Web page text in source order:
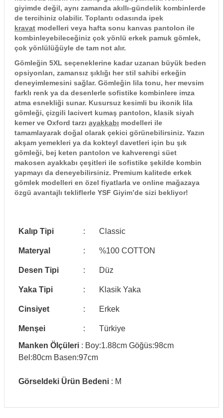
giyimde değil, aynı zamanda akıllı-gündelik kombinlerde
de tercihiniz olabilir. Toplantı odasında ipek
kravat modelleri veya hafta sonu kanvas pantolon ile
kombinleyebileceğiniz çok yönlü erkek pamuk gömlek,
çok yönlülüğüyle de tam not alır.
Gömleğin 5XL seçeneklerine kadar uzanan büyük beden
opsiyonları, zamansız şıklığı her stil sahibi erkeğin
deneyimlemesini sağlar. Gömleğin lila tonu, her mevsim
farklı renk ya da desenlerle sofistike kombinlere imza
atma esnekliği sunar. Kusursuz kesimli bu ikonik lila
gömleği, çizgili lacivert kumaş pantolon, klasik siyah
kemer ve Oxford tarzı ayakkabı modelleri ile
tamamlayarak doğal olarak çekici görünebilirsiniz. Yazın
akşam yemekleri ya da kokteyl davetleri için bu şık
gömleği, bej keten pantolon ve kahverengi süet
makosen ayakkabı çeşitleri ile sofistike şekilde kombin
yapmayı da deneyebilirsiniz. Premium kalitede erkek
gömlek modelleri en özel fiyatlarla ve online mağazaya
özgü avantajlı tekliflerle YSF Giyim’de sizi bekliyor!
Kalıp Tipi : Classic
Materyal : %100 COTTON
Desen Tipi : Düz
Yaka Tipi : Klasik Yaka
Cinsiyet : Erkek
Menşei :
Türkiye
Manken Ölçüleri : Boy:1.88cm Göğüs:98cm
Bel:80cm Basen:97cm
Görseldeki Ürün Bedeni : M